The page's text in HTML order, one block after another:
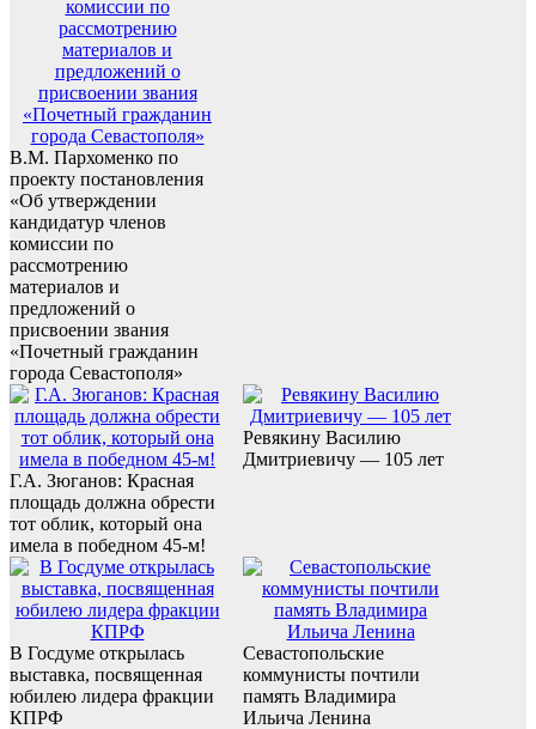
В.М. Пархоменко по
проекту постановления
«Об утверждении
кандидатур членов
комиссии по
рассмотрению
материалов и
предложений о
присвоении звания
«Почетный гражданин
города Севастополя»
Г.А. Зюганов: Красная
площадь должна обрести
тот облик, который она
имела в победном 45-м!
Ревякину Василию
Дмитриевичу — 105 лет
В Госдуме открылась
выставка, посвященная
юбилею лидера фракции
КПРФ
Севастопольские
коммунисты почтили
память Владимира
Ильича Ленина